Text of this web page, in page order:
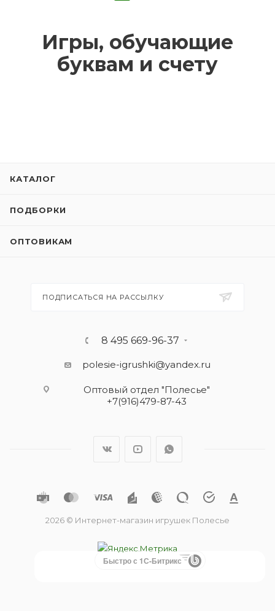
Игры, обучающие
буквам и счету
КАТАЛОГ
ПОДБОРКИ
ОПТОВИКАМ
ПОДПИСАТЬСЯ НА РАССЫЛКУ
8 495 669-96-37
polesie-igrushki@yandex.ru
Оптовый отдел "Полесье"
+7(916)479-87-43
2026 © Интернет-магазин игрушек Полесье
Быстро с 1С-Битрикс